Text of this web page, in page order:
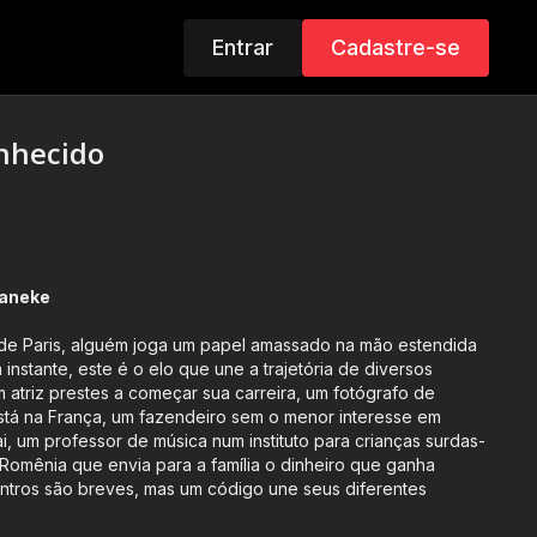
Entrar Cadastre-se
Paris, alguém joga um papel amassado na mão estendida
instante, este é o elo que une a trajetória de diversos
atriz prestes a começar sua carreira, um fotógrafo de
na França, um fazendeiro sem o menor interesse em
um professor de música num instituto para crianças surdas-
que envia para a família o dinheiro que ganha
são breves, mas um código une seus diferentes